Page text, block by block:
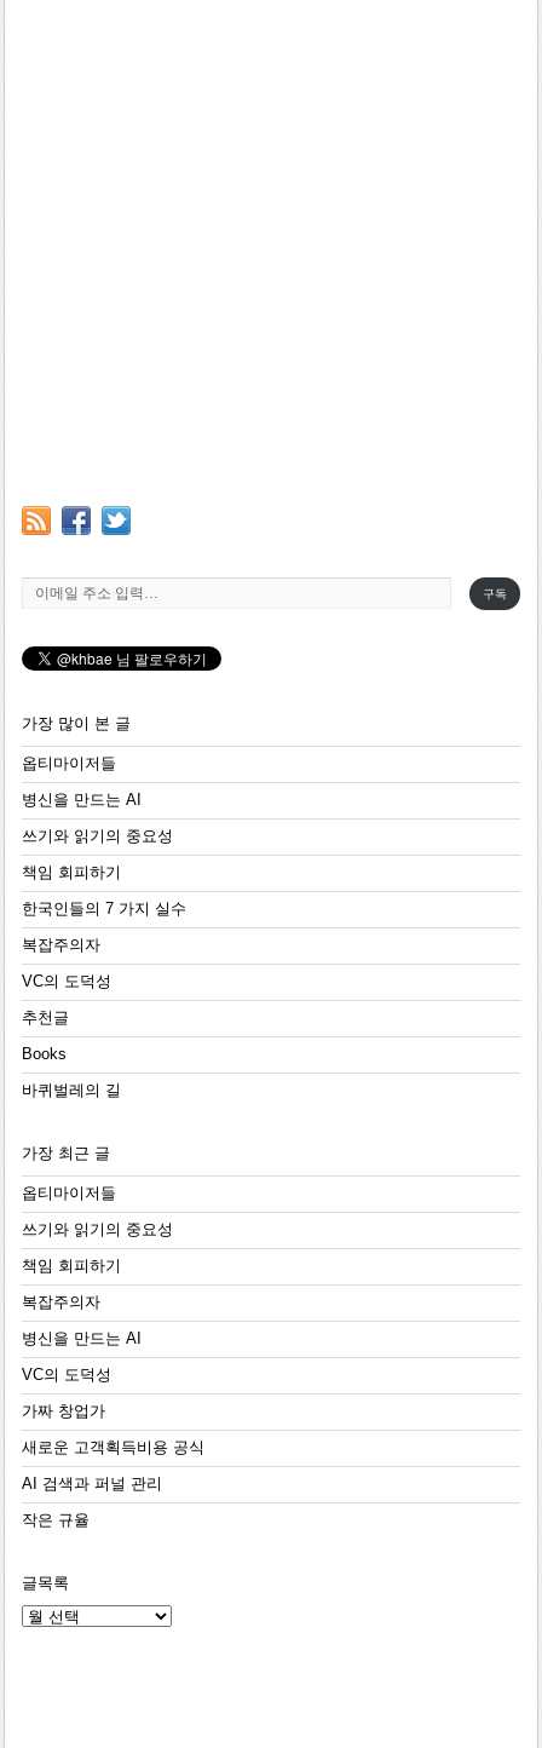
이메일 주소 입력…
구독
가장 많이 본 글
옵티마이저들
병신을 만드는 AI
쓰기와 읽기의 중요성
책임 회피하기
한국인들의 7 가지 실수
복잡주의자
VC의 도덕성
추천글
Books
바퀴벌레의 길
가장 최근 글
옵티마이저들
쓰기와 읽기의 중요성
책임 회피하기
복잡주의자
병신을 만드는 AI
VC의 도덕성
가짜 창업가
새로운 고객획득비용 공식
AI 검색과 퍼널 관리
작은 규율
글목록
글